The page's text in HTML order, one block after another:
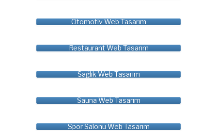
Otomotiv Web Tasarım
Restaurant Web Tasarım
Sağlık Web Tasarım
Sauna Web Tasarım
Spor Salonu Web Tasarım